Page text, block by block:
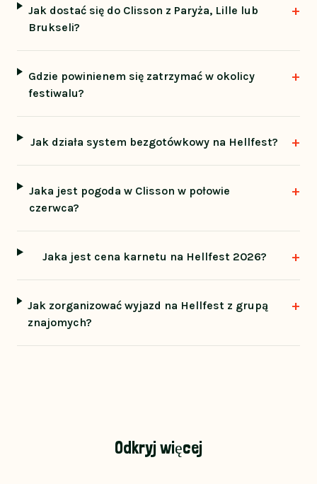
Jak dostać się do Clisson z Paryża, Lille lub
Brukseli?
+
Gdzie powinienem się zatrzymać w okolicy
festiwalu?
+
Jak działa system bezgotówkowy na Hellfest? +
Jaka jest pogoda w Clisson w połowie
czerwca?
+
Jaka jest cena karnetu na Hellfest 2026? +
Jak zorganizować wyjazd na Hellfest z grupą
znajomych?
+
Odkryj więcej